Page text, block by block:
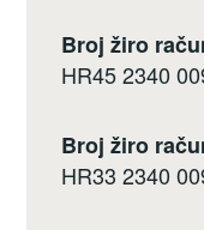
Broj žiro
HR45 2340
Broj žiro
HR33 2340